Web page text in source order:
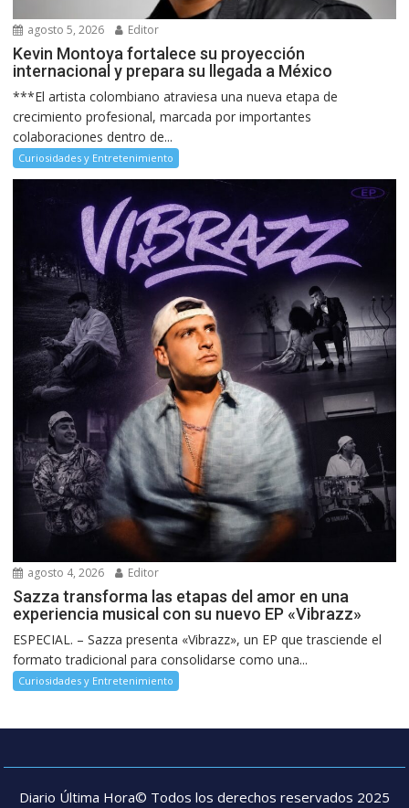
agosto 5, 2026 Editor
Kevin Montoya fortalece su proyección
internacional y prepara su llegada a México
***El artista colombiano atraviesa una nueva etapa de
crecimiento profesional, marcada por importantes
colaboraciones dentro de...
Curiosidades y Entretenimiento
agosto 4, 2026 Editor
Sazza transforma las etapas del amor en una
experiencia musical con su nuevo EP «Vibrazz»
ESPECIAL. – Sazza presenta «Vibrazz», un EP que trasciende el
formato tradicional para consolidarse como una...
Curiosidades y Entretenimiento
Diario Última Hora© Todos los derechos reservados 2025